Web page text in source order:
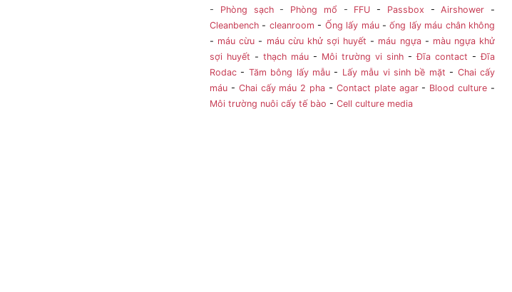
- Phòng sạch- Phòng mổ - FFU - Passbox -Airshower -
Cleanbench - cleanroom - Ống lấy máu-ống lấy máu chân không
- máu cừu - máu cừu khử sợi huyết - máu ngựa- màu ngựa khử
sợi huyết - thạch máu - Môi trường vi sinh -Đĩa contact -Đĩa
Rodac - Tăm bông lấy mẫu - Lấy mẫu vi sinh bề mặt - Chai cấy
máu - Chai cấy máu 2 pha - Contact plate agar- Blood culture -
Môi trường nuôi cấy tế bào - Cell culture media